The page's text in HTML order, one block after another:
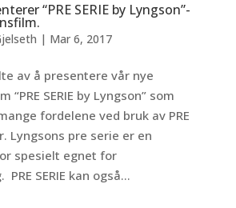
“PRE SERIE by Lyngson”-
| Mar 6, 2017
av å presentere vår nye
“PRE SERIE by Lyngson” som
fordelene ved bruk av PRE
Lyngsons pre serie er en
spesielt egnet for
SERIE kan også...